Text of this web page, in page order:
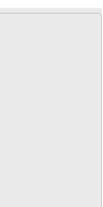
맛이 잘 살아 있어